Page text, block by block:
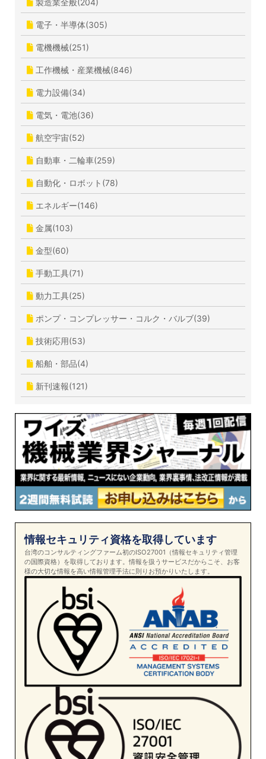
電子・半導体(305)
電機機械(251)
工作機械・産業機械(846)
電力設備(34)
電気・電池(36)
航空宇宙(52)
自動車・二輪車(259)
自動化・ロボット(78)
エネルギー(146)
金属(103)
金型(60)
手動工具(71)
動力工具(25)
ポンプ・コンプレッサー・コルク・バルブ(39)
技術応用(53)
船舶・部品(4)
新刊速報(121)
情報セキュリティ資格を取得しています
台湾のコンサルティングファーム初のISO27001（情報セキュリティ管理
の国際資格）を取得しております。情報を扱うサービスだからこそ、お客
様の大切な情報を高い情報管理手法に則りお預かりいたします。